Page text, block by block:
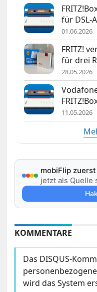
für DSL-
01.06.2026
FRITZ!
für drei
28.05.2026
11.05.2026
mobiFlip
jetzt als Quelle
KOMMENTARE
Das DISQUS-
wird das System